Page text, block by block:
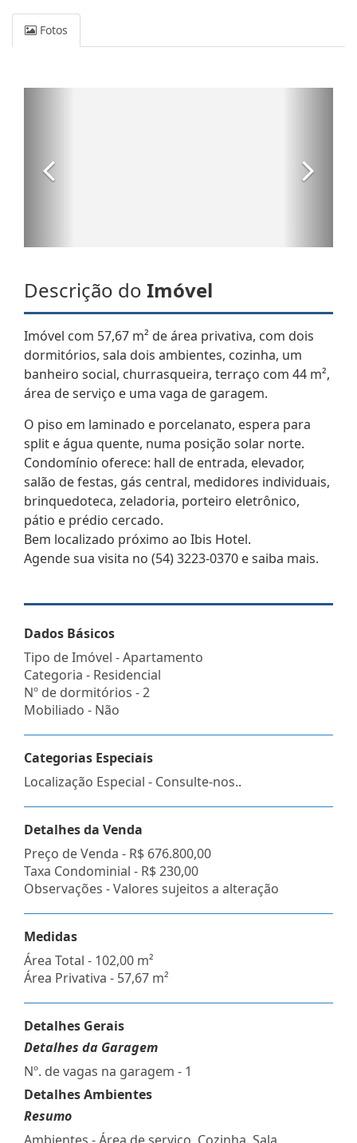
Fotos
Descrição do Imóvel
Imóvel com 57,67 m² de área privativa, com dois
dormitórios, sala dois ambientes, cozinha, um
banheiro social, churrasqueira, terraço com 44 m²,
área de serviço e uma vaga de garagem.
O piso em laminado e porcelanato, espera para
split e água quente, numa posição solar norte.
Condomínio oferece: hall de entrada, elevador,
salão de festas, gás central, medidores individuais,
brinquedoteca, zeladoria, porteiro eletrônico,
pátio e prédio cercado.
Bem localizado próximo ao Ibis Hotel.
Agende sua visita no (54) 3223-0370 e saiba mais.
Dados Básicos
Tipo de Imóvel - Apartamento
Categoria - Residencial
Nº de dormitórios - 2
Mobiliado - Não
Categorias Especiais
Localização Especial - Consulte-nos..
Detalhes da Venda
Preço de Venda - R$ 676.800,00
Taxa Condominial - R$ 230,00
Observações - Valores sujeitos a alteração
Medidas
Área Total - 102,00 m²
Área Privativa - 57,67 m²
Detalhes Gerais
Detalhes da Garagem
Nº. de vagas na garagem - 1
Detalhes Ambientes
Resumo